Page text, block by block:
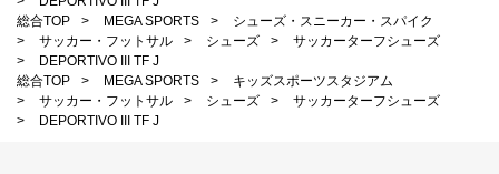
総合TOP
> MEGA SPORTS >
シューズ・スニーカー・スパイク
>
サッカー・フットサル > シューズ >
サッカーターフシューズ
>
DEPORTIVO III TF J
総合TOP
> MEGA SPORTS >
キッズスポーツスタジアム
>
サッカー・フットサル > シューズ >
サッカーターフシューズ
>
DEPORTIVO III TF J